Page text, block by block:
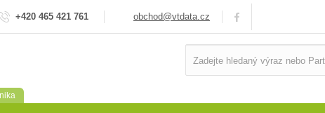
+420 465 421 761 obchod@vtdata.cz